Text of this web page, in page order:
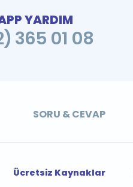
YARDIM
365 01 08
SORU & CEVAP
Ücretsiz Kaynaklar